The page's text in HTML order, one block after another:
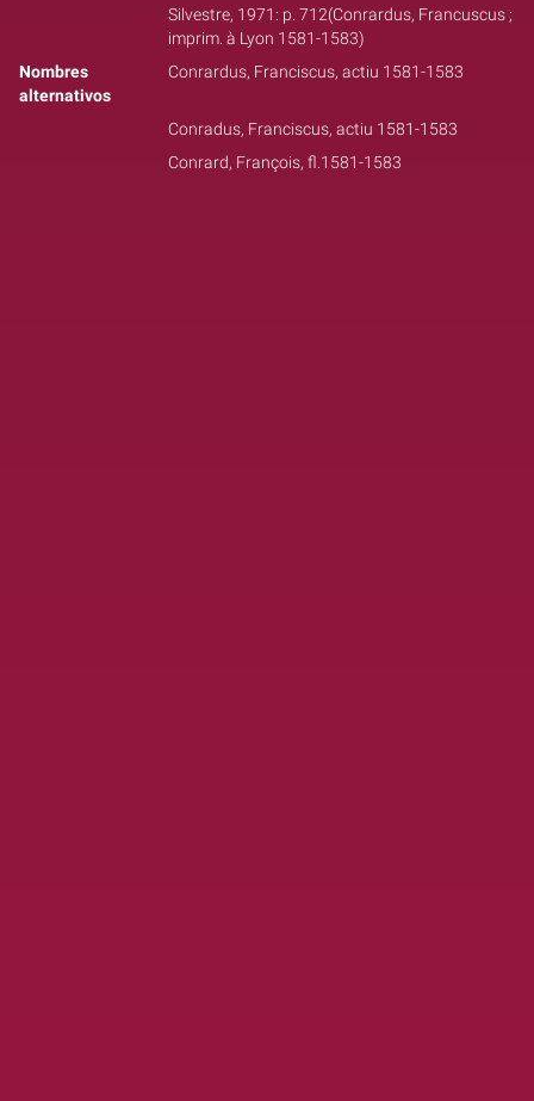
Silvestre, 1971: p. 712(Conrardus, Francuscus ;
imprim. à Lyon 1581-1583)
Nombres
alternativos
Conrardus, Franciscus, actiu 1581-1583
Conradus, Franciscus, actiu 1581-1583
Conrard, François, fl.1581-1583